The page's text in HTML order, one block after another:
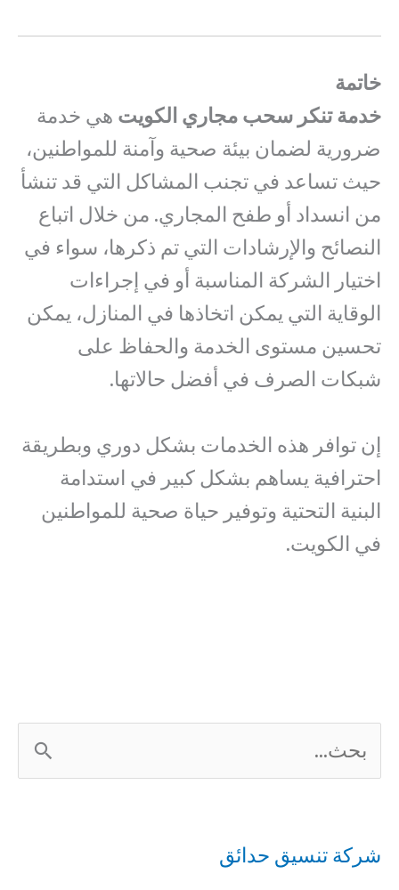
خاتمة
خدمة تنكر سحب مجاري الكويت هي خدمة
ضرورية لضمان بيئة صحية وآمنة للمواطنين،
حيث تساعد في تجنب المشاكل التي قد تنشأ
من انسداد أو طفح المجاري. من خلال اتباع
النصائح والإرشادات التي تم ذكرها، سواء في
اختيار الشركة المناسبة أو في إجراءات
الوقاية التي يمكن اتخاذها في المنازل، يمكن
تحسين مستوى الخدمة والحفاظ على
شبكات الصرف في أفضل حالاتها.
إن توافر هذه الخدمات بشكل دوري وبطريقة
احترافية يساهم بشكل كبير في استدامة
البنية التحتية وتوفير حياة صحية للمواطنين
في الكويت.
ل
ح
شركة تنسيق حدائق